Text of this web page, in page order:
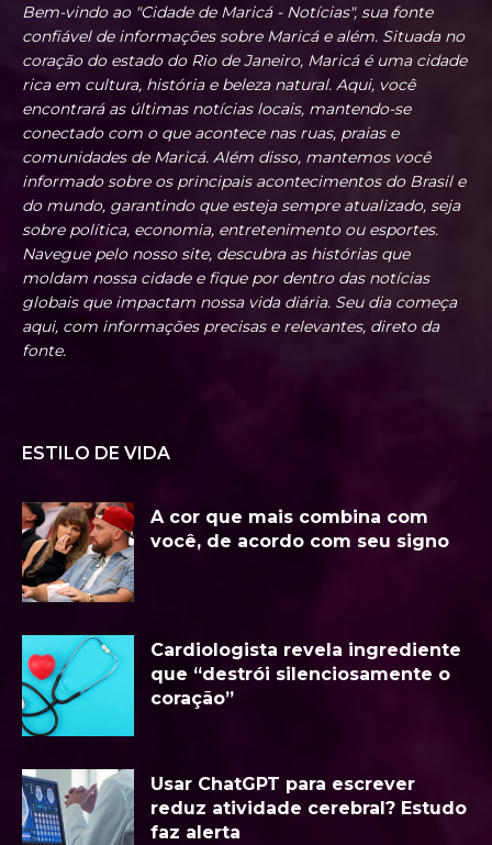
Bem-vindo ao "Cidade de Maricá - Notícias", sua fonte
confiável de informações sobre Maricá e além. Situada no
coração do estado do Rio de Janeiro, Maricá é uma cidade
rica em cultura, história e beleza natural. Aqui, você
encontrará as últimas notícias locais, mantendo-se
conectado com o que acontece nas ruas, praias e
comunidades de Maricá. Além disso, mantemos você
informado sobre os principais acontecimentos do Brasil e
do mundo, garantindo que esteja sempre atualizado, seja
sobre política, economia, entretenimento ou esportes.
Navegue pelo nosso site, descubra as histórias que
moldam nossa cidade e fique por dentro das notícias
globais que impactam nossa vida diária. Seu dia começa
aqui, com informações precisas e relevantes, direto da
fonte.
ESTILO DE VIDA
A cor que mais combina com
você, de acordo com seu signo
Cardiologista revela ingrediente
que “destrói silenciosamente o
coração”
Usar ChatGPT para escrever
reduz atividade cerebral? Estudo
faz alerta